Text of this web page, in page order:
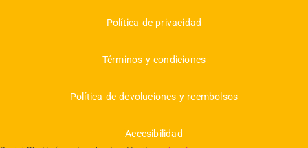
Política de privacidad
Términos y condiciones
Política de devoluciones y reembolsos
Accesibilidad